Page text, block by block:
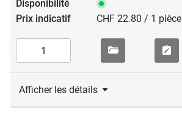
CHF 22.80 / 1 pièce
Afficher les détails